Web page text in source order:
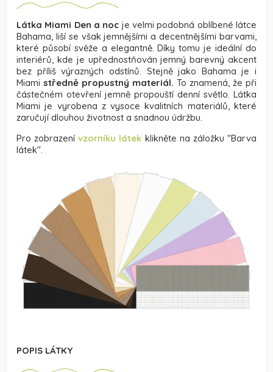
Látka Miami Den a noc je velmi podobná oblíbené látce
Bahama, liší se však jemnějšími a decentnějšími barvami,
které působí svěže a elegantně. Díky tomu je ideální do
interiérů, kde je upřednostňován jemný barevný akcent
bez příliš výrazných odstínů. Stejně jako Bahama je i
Miami středně propustný materiál. To znamená, že při
částečném otevření jemně propouští denní světlo. Látka
Miami je vyrobena z vysoce kvalitních materiálů, které
zaručují dlouhou životnost a snadnou údržbu.
Pro zobrazenívzorníku látek klikněte na záložku"Barva
látek".
POPIS LÁTKY